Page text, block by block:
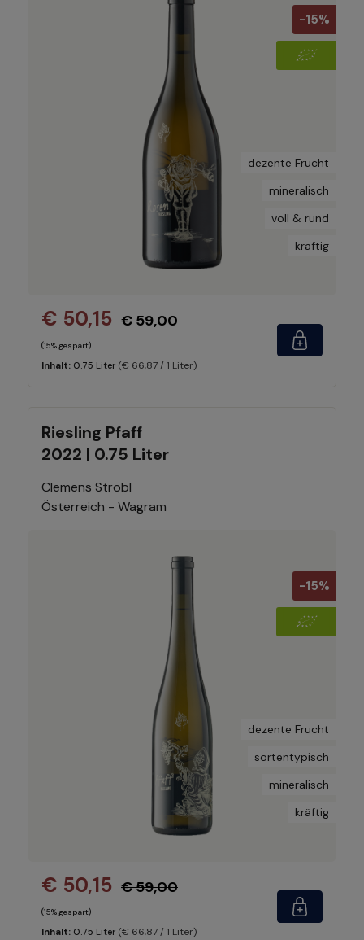
-15%
dezente Frucht
mineralisch
voll & rund
kräftig
€ 50,15 € 59,00
(15% gespart)
Inhalt: 0.75 Liter (€ 66,87 / 1 Liter)
Riesling Pfaff
2022 | 0.75 Liter
Clemens Strobl
Österreich - Wagram
-15%
dezente Frucht
sortentypisch
mineralisch
kräftig
€ 50,15 € 59,00
(15% gespart)
Inhalt: 0.75 Liter (€ 66,87 / 1 Liter)